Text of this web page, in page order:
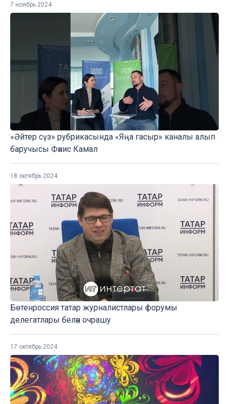
7 ноябрь 2024
«Әйтер сүз» рубрикасында «Яңа гасыр» каналы алып
баручысы Фәнис Камал
18 октябрь 2024
Бөтенроссия татар журналистлары форумы
делегатлары белән очрашу
17 октябрь 2024